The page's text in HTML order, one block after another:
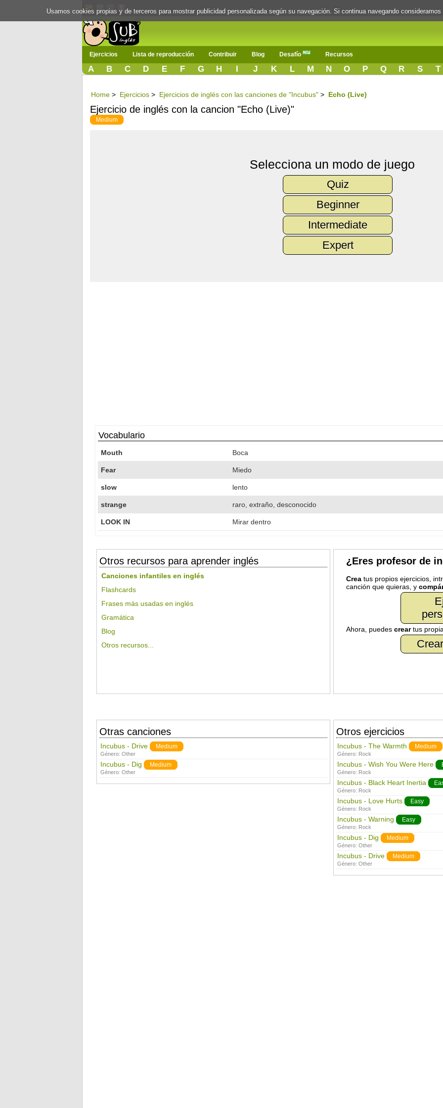
Ejercicios Lista de reproducción Contribuir Blog Desafío Recursos
A B C D E F G H I J K L M N O P Q R S T
Home > Ejercicios > Ejercicios de inglés con las canciones de "Incubus" > Echo (Live)
Ejercicio de inglés con la cancion "Echo (Live)"
Medium
Selecciona un modo de juego
Quiz
Beginner
Intermediate
Expert
Vocabulario
Mouth Boca
Fear Miedo
slow lento
strange raro, extraño, desconocido
LOOK IN Mirar dentro
Otros recursos para aprender inglés
Canciones infantiles en inglés
Flashcards
Frases más usadas en inglés
Gramática
Blog
Otros recursos...
¿Eres profesor de
Creatus propios ejercicios,
canción que quieras, y
Ahora, puedes creartus
Otras canciones
Incubus - Drive Medium
Género: Other
Incubus - Dig Medium
Género: Other
Otros ejercicios
Incubus - The Warmth Medium
Género: Rock
Incubus - Wish You Were Here
Género: Rock
Incubus - Black Heart Inertia
Género: Rock
Incubus - Love Hurts Easy
Género: Rock
Incubus - Warning Easy
Género: Rock
Incubus - Dig Medium
Género: Other
Incubus - Drive Medium
Género: Other
Usamos cookies propias y de terceros para mostrar publicidad personalizada según su navegación. Si continua navegando